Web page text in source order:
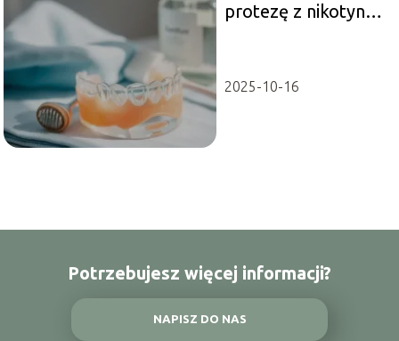
protezę z nikotyny?
2025-10-16
Potrzebujesz więcej informacji?
NAPISZ DO NAS